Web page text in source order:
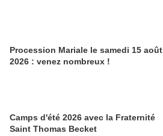
Procession Mariale le samedi 15 août
2026 : venez nombreux !
Camps d'été 2026 avec la Fraternité
Saint Thomas Becket